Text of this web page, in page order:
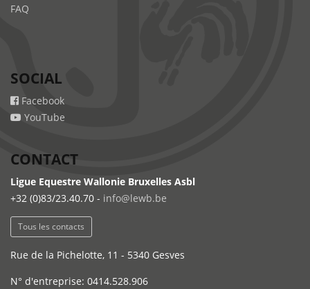
FAQ
SOCIAL
Facebook
YouTube
CONTACT
Ligue Equestre Wallonie Bruxelles Asbl
+32 (0)83/23.40.70 - info@lewb.be
Tous les contacts
Rue de la Pichelotte, 11 - 5340 Gesves
N° d'entreprise: 0414.528.906